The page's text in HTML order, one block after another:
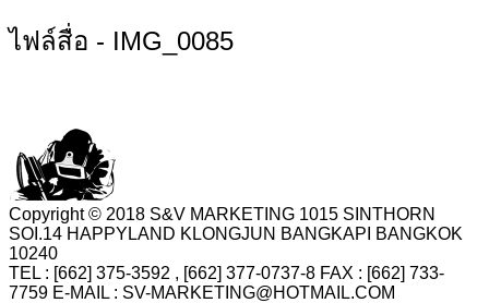
ไฟล์สื่อ - IMG_0085
Copyright © 2018 S&V MARKETING 1015 SINTHORN
SOI.14 HAPPYLAND KLONGJUN BANGKAPI BANGKOK
10240
TEL : [662] 375-3592 , [662] 377-0737-8 FAX : [662] 733-
7759 E-MAIL : SV-MARKETING@HOTMAIL.COM